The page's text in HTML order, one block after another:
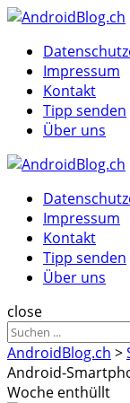
Menu
Menu
Impressum
Kontakt
Tipp senden
Über uns
Impressum
Kontakt
Tipp senden
Über uns
Suche
close
Sucheergebnisse
für
AndroidBlog.ch >
Android-
Woche enthüllt